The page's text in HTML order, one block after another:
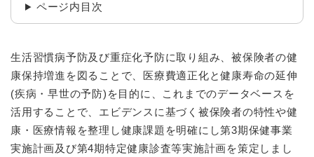
ページ内目次
生活習慣病予防及び重症化予防に取り組み、被保険者の健
康保持増進を図ることで、医療費適正化と健康寿命の延伸
(疾病・早世の予防)を目的に、これまでのデータベースを
活用することで、エビデンスに基づく被保険者の特性や健
康・医療情報を整理し健康課題を明確にし第3期保健事業
実施計画及び第4期特定健康診査等実施計画を策定しまし